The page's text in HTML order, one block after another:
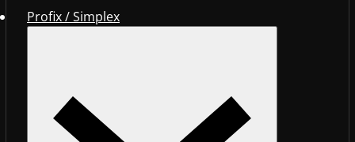
Profix / Simplex